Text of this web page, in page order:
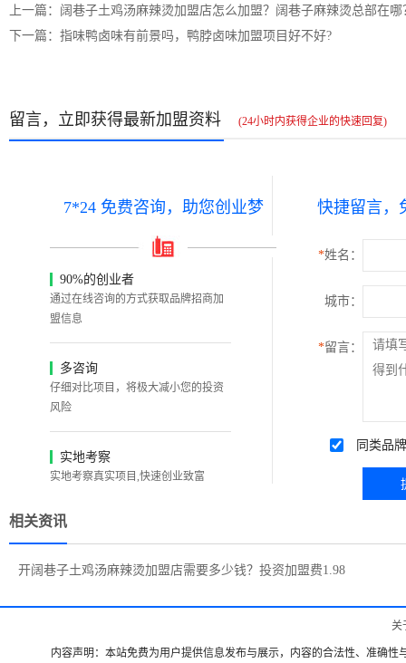
上一篇：阔巷子土鸡汤麻辣烫加盟店怎么加盟？阔巷子麻辣烫总部在哪
下一篇：指味鸭卤味有前景吗，鸭脖卤味加盟项目好不好?
留言，立即获得最新加盟资料 (24小时内获得企业的快速回复)
7*24 免费咨询，助您创业梦
90%的创业者
通过在线咨询的方式获取品牌招商加
盟信息
多咨询
仔细对比项目，将极大减小您的投资
风险
实地考察
实地考察真实项目,快速创业致富
快捷留言，
*姓名：
城市：
*留言：
同类品
相关资讯
开阔巷子土鸡汤麻辣烫加盟店需要多少钱？投资加盟费1.98
关
内容声明：本站免费为用户提供信息发布与展示，内容的合法性、准确